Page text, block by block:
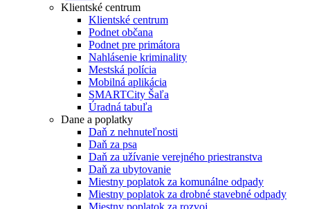
Klientské centrum
Klientské centrum
Podnet občana
Podnet pre primátora
Nahlásenie kriminality
Mestská polícia
Mobilná aplikácia
SMARTCity Šaľa
Úradná tabuľa
Dane a poplatky
Daň z nehnuteľnosti
Daň za psa
Daň za užívanie verejného priestranstva
Daň za ubytovanie
Miestny poplatok za komunálne odpady
Miestny poplatok za drobné stavebné odpady
Miestny poplatok za rozvoj